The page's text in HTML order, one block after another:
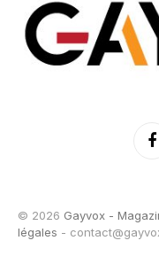
© 2026 Gayvox -
légales -